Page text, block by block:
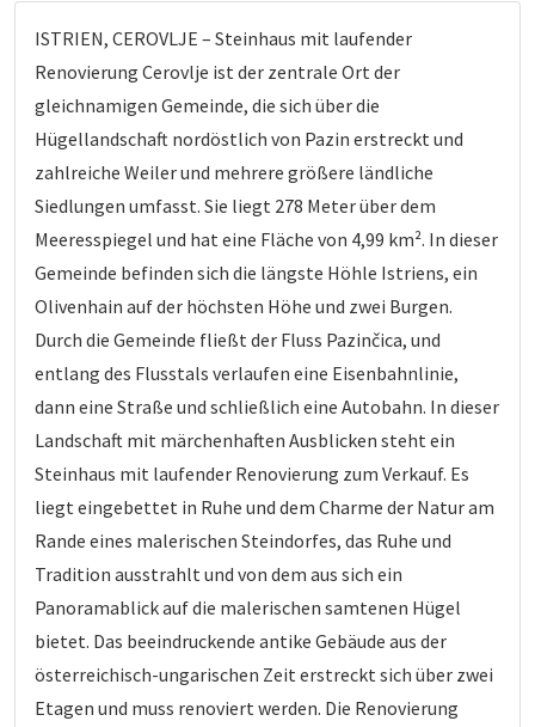
ISTRIEN, CEROVLJE – Steinhaus mit laufender
Renovierung Cerovlje ist der zentrale Ort der
gleichnamigen Gemeinde, die sich über die
Hügellandschaft nordöstlich von Pazin erstreckt und
zahlreiche Weiler und mehrere größere ländliche
Siedlungen umfasst. Sie liegt 278 Meter über dem
Meeresspiegel und hat eine Fläche von 4,99 km². In dieser
Gemeinde befinden sich die längste Höhle Istriens, ein
Olivenhain auf der höchsten Höhe und zwei Burgen.
Durch die Gemeinde fließt der Fluss Pazinčica, und
entlang des Flusstals verlaufen eine Eisenbahnlinie,
dann eine Straße und schließlich eine Autobahn. In dieser
Landschaft mit märchenhaften Ausblicken steht ein
Steinhaus mit laufender Renovierung zum Verkauf. Es
liegt eingebettet in Ruhe und dem Charme der Natur am
Rande eines malerischen Steindorfes, das Ruhe und
Tradition ausstrahlt und von dem aus sich ein
Panoramablick auf die malerischen samtenen Hügel
bietet. Das beeindruckende antike Gebäude aus der
österreichisch-ungarischen Zeit erstreckt sich über zwei
Etagen und muss renoviert werden. Die Renovierung